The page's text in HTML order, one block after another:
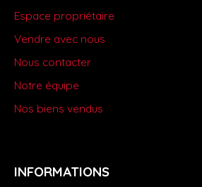
Espace propriétaire
Vendre avec nous
Nous contacter
Notre équipe
Nos biens vendus
INFORMATIONS